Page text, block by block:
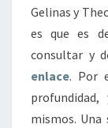
Gelinas y
es que es
consultar y
enlace. Por
mismos. Una